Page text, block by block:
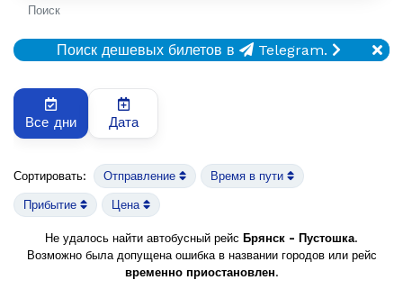
Поиск
Поиск дешевых билетов в Telegram.
Все дни Дата
Сортировать: Отправление Время в пути
Прибытие Цена
Не удалось найти автобусный рейс Брянск - Пустошка.
Возможно была допущена ошибка в названии городов или рейс
временно приостановлен.